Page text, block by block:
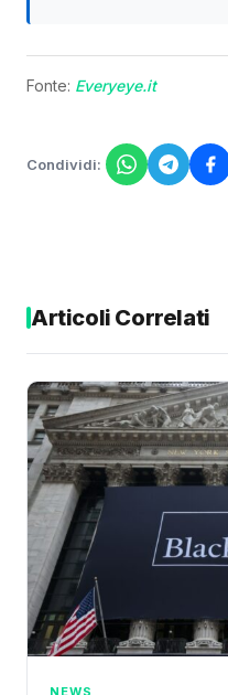
Fonte: Everyeye.it
Condividi:
Articoli Correlati
NEWS